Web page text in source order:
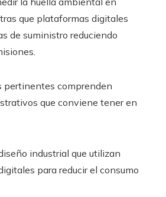
que plataformas digitales
de suministro reduciendo
pertinentes comprenden
que conviene tener en
industrial que utilizan
para reducir el consumo